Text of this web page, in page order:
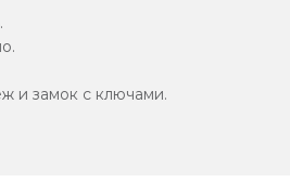
и замок с ключами.